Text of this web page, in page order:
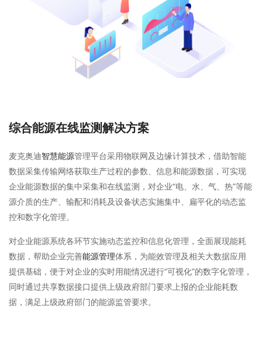
综合能源在线监测解决方案
麦克奥迪智慧能源管理平台采用物联网及边缘计算技术，借助智能
数据采集传输网络获取生产过程的参数、信息和能源数据，可实现
企业能源数据的集中采集和在线监测，对企业“电、水、气、热”等能
源介质的生产、输配和消耗及设备状态实施集中、扁平化的动态监
控和数字化管理。
对企业能源系统各环节实施动态监控和信息化管理，全面展现能耗
数据，帮助企业完善能源管理体系，为能效管理及相关大数据应用
提供基础，便于对企业的实时用能情况进行“可视化”的数字化管理，
同时通过共享数据接口提供上级政府部门要求上报的企业能耗数
据，满足上级政府部门的能源监管要求。